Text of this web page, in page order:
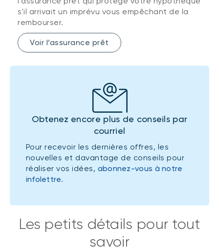
s'il arrivait un imprévu vous empêchant de la
rembourser.
Voir l’assurance prêt
Obtenez encore plus de conseils par
courriel
Pour recevoir les dernières offres, les
nouvelles et davantage de conseils pour
réaliser vos idées, abonnez-vous à notre
infolettre.
Les petits détails pour tout
savoir